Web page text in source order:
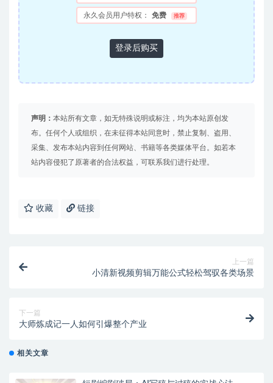
永久会员用户特权： 免费 推荐
登录后购买
声明： 本站所有文章，如无特殊说明或标注，均为本站原创发
布。任何个人或组织，在未征得本站同意时，禁止复制、盗用、
采集、发布本站内容到任何网站、书籍等各类媒体平台。如若本
站内容侵犯了原著者的合法权益，可联系我们进行处理。
收藏 链接
上一篇
小清新视频剪辑万能公式轻松驾驭各类场景
下一篇
大师炼成记一人如何引爆整个产业
相关文章